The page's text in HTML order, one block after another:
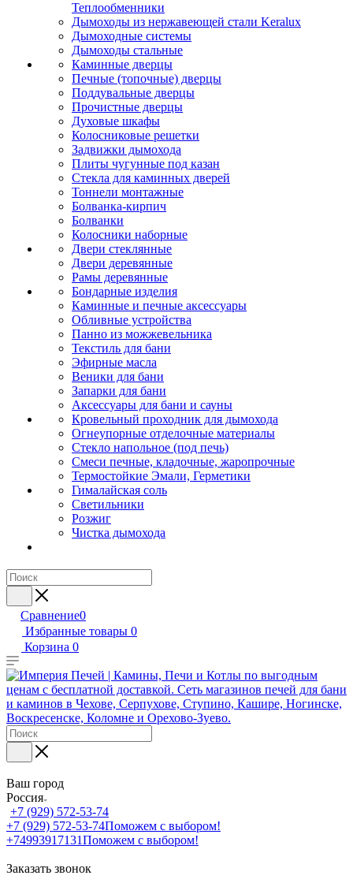
Теплообменники
Дымоходы из нержавеющей стали Keralux
Дымоходные системы
Дымоходы стальные
Каминные дверцы
Печные (топочные) дверцы
Поддувальные дверцы
Прочистные дверцы
Духовые шкафы
Колосниковые решетки
Задвижки дымохода
Плиты чугунные под казан
Стекла для каминных дверей
Тоннели монтажные
Болванка-кирпич
Болванки
Колосники наборные
Двери стеклянные
Двери деревянные
Рамы деревянные
Бондарные изделия
Каминные и печные аксессуары
Обливные устройства
Панно из можжевельника
Текстиль для бани
Эфирные масла
Веники для бани
Запарки для бани
Аксессуары для бани и сауны
Кровельный проходник для дымохода
Огнеупорные отделочные материалы
Стекло напольное (под печь)
Смеси печные, кладочные, жаропрочные
Термостойкие Эмали, Герметики
Гималайская соль
Светильники
Розжиг
Чистка дымохода
Сравнение0
Избранные товары 0
Корзина 0
Ваш город
Россия
+7 (929) 572-53-74
+7 (929) 572-53-74Поможем с выбором!
+74993917131Поможем с выбором!
Заказать звонок